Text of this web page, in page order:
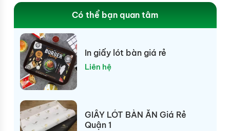
Có thể bạn quan tâm
In giấy lót bàn giá rẻ
Liên hệ
GIẤY LÓT BÀN ĂN Giá Rẻ
Quận 1